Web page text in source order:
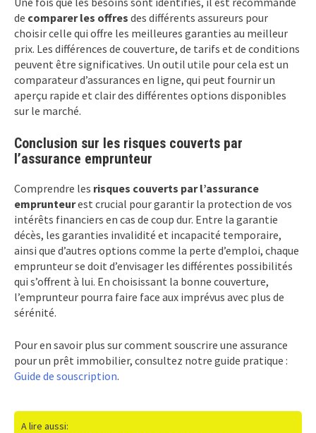
de comparer les offres des différents assureurs pour
choisir celle qui offre les meilleures garanties au meilleur
prix. Les différences de couverture, de tarifs et de conditions
peuvent être significatives. Un outil utile pour cela est un
comparateur d’assurances en ligne, qui peut fournir un
aperçu rapide et clair des différentes options disponibles
sur le marché.
Conclusion sur les risques couverts par
l’assurance emprunteur
Comprendre les risques couverts par l’assurance
emprunteurest crucial pour garantir la protection de vos
intérêts financiers en cas de coup dur. Entre la garantie
décès, les garanties invalidité et incapacité temporaire,
ainsi que d’autres options comme la perte d’emploi, chaque
emprunteur se doit d’envisager les différentes possibilités
qui s’offrent à lui. En choisissant la bonne couverture,
l’emprunteur pourra faire face aux imprévus avec plus de
sérénité.
Pour en savoir plus sur comment souscrire une assurance
pour un prêt immobilier, consultez notre guide pratique :
Guide de souscription.
A lire aussi: